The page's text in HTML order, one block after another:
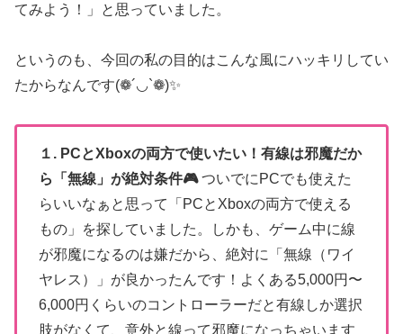
てみよう！」と思っていました。
というのも、今回の私の目的はこんな風にハッキリしてい
たからなんです(❁´◡`❁)✨
１. PCとXboxの両方で使いたい！有線は邪魔だか
ら「無線」が絶対条件🎮ついでにPCでも使えた
らいいなぁと思って「PCとXboxの両方で使える
もの」を探していました。しかも、ゲーム中に線
が邪魔になるのは嫌だから、絶対に「無線（ワイ
ヤレス）」が良かったんです！よくある5,000円〜
6,000円くらいのコントローラーだと有線しか選択
肢がなくて、意外と線って邪魔になっちゃいます